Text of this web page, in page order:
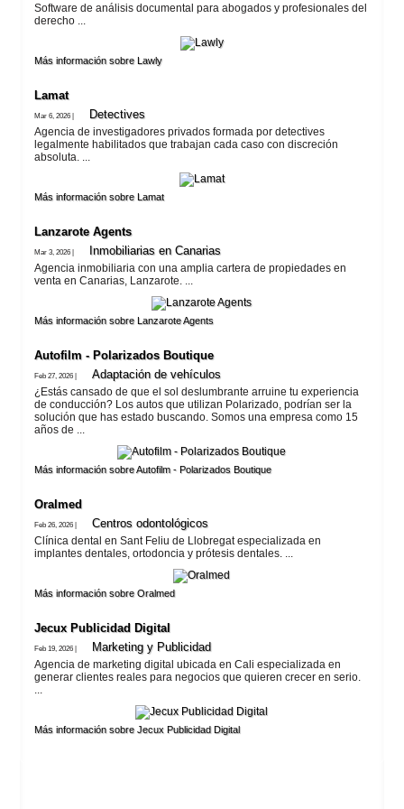
Software de análisis documental para abogados y profesionales del
derecho ...
Más información sobre Lawly
Lamat
Mar 6, 2026 | Detectives
Agencia de investigadores privados formada por detectives
legalmente habilitados que trabajan cada caso con discreción
absoluta. ...
Más información sobre Lamat
Lanzarote​ Agents
Mar 3, 2026 | Inmobiliarias en Canarias
Agencia inmobiliaria con una amplia cartera de propiedades en
venta en Canarias, Lanzarote. ...
Más información sobre Lanzarote​ Agents
Autofilm - Polarizados Boutique
Feb 27, 2026 | Adaptación de vehí­culos
¿Estás cansado de que el sol deslumbrante arruine tu experiencia
de conducción? Los autos que utilizan Polarizado, podrían ser la
solución que has estado buscando. Somos una empresa como 15
años de ...
Más información sobre Autofilm - Polarizados Boutique
Oralmed
Feb 26, 2026 | Centros odontológicos
Clínica dental en Sant Feliu de Llobregat especializada en
implantes dentales, ortodoncia y prótesis dentales. ...
Más información sobre Oralmed
Jecux Publicidad Digital
Feb 19, 2026 | Marketing y Publicidad
Agencia de marketing digital ubicada en Cali especializada en
generar clientes reales para negocios que quieren crecer en serio.
Más información sobre Jecux Publicidad Digital